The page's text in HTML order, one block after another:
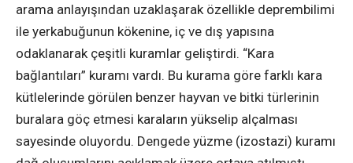
arama anlayışından uzaklaşarak özellikle deprembilimi
ile yerkabuğunun kökenine, iç ve dış yapısına
odaklanarak çeşitli kuramlar geliştirdi. “Kara
bağlantıları” kuramı vardı. Bu kurama göre farklı kara
kütlelerinde görülen benzer hayvan ve bitki türlerinin
buralara göç etmesi karaların yükselip alçalması
sayesinde oluyordu. Dengede yüzme (izostazi) kuramı